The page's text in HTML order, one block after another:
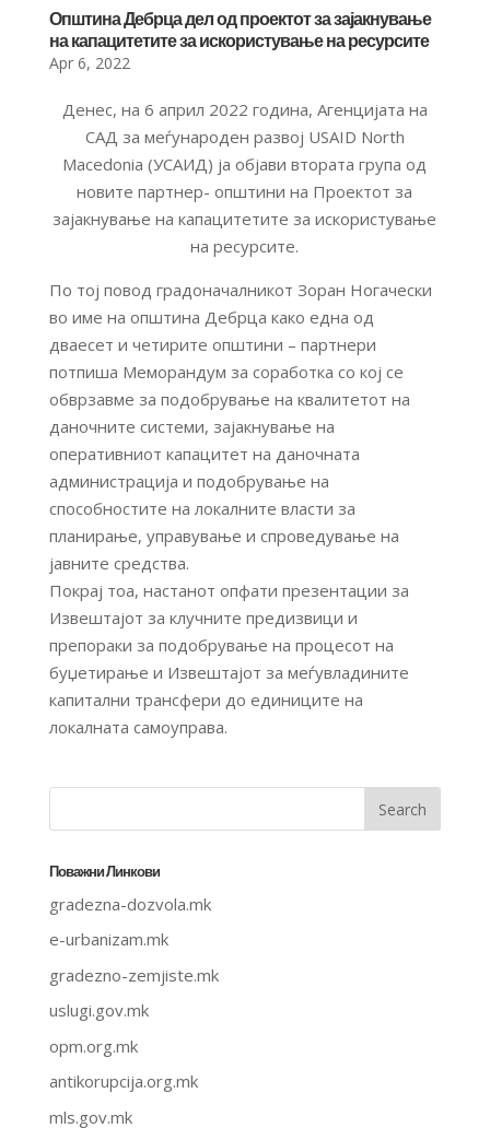
Општина Дебрца дел од проектот за зајакнување
на капацитетите за искористување на ресурсите
Apr 6, 2022
Денес, на 6 април 2022 година, Агенцијата на
САД за меѓународен развој USAID North
Macedonia (УСАИД) ја објави втората група од
новите партнер- општини на Проектот за
зајакнување на капацитетите за искористување
на ресурсите.
По тој повод градоначалникот Зоран Ногачески
во име на општина Дебрца како една од
дваесет и четирите општини – партнери
потпиша Меморандум за соработка со кој се
обврзавме за подобрување на квалитетот на
даночните системи, зајакнување на
оперативниот капацитет на даночната
администрација и подобрување на
способностите на локалните власти за
планирање, управување и спроведување на
јавните средства.
Покрај тоа, настанот опфати презентации за
Извештајот за клучните предизвици и
препораки за подобрување на процесот на
буџетирање и Извештајот за меѓувладините
капитални трансфери до единиците на
локалната самоуправа.
Поважни Линкови
gradezna-dozvola.mk
e-urbanizam.mk
gradezno-zemjiste.mk
uslugi.gov.mk
opm.org.mk
antikorupcija.org.mk
mls.gov.mk